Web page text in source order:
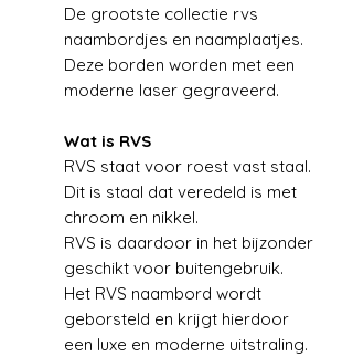
De grootste collectie rvs
naambordjes en naamplaatjes.
Deze borden worden met een
moderne laser gegraveerd.
Wat is RVS
RVS staat voor roest vast staal.
Dit is staal dat veredeld is met
chroom en nikkel.
RVS is daardoor in het bijzonder
geschikt voor buitengebruik.
Het RVS naambord wordt
geborsteld en krijgt hierdoor
een luxe en moderne uitstraling.